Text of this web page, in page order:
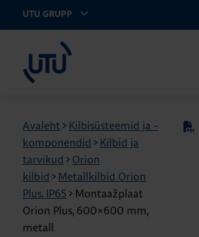
UTU GRUPP
Avaleht > Kilbisüsteemid ja -
komponendid > Kilbid ja
tarvikud > Orion
kilbid > Metallkilbid Orion
Plus, IP65 > Montaažplaat
Orion Plus, 600×600 mm,
metall